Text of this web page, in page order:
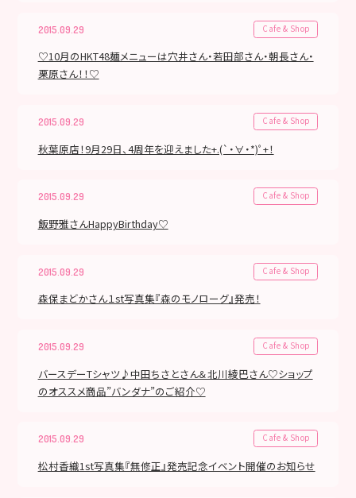
2015.09.29 Cafe & Shop
♡10月のHKT48麺メニューは穴井さん・若田部さん・朝長さん・
栗原さん！！♡
2015.09.29 Cafe & Shop
秋葉原店！9月29日、4周年を迎えました+.(`・∀・*)ﾟ+！
2015.09.29 Cafe & Shop
飯野雅さんHappyBirthday♡
2015.09.29 Cafe & Shop
森保まどかさん１st写真集『森のモノローグ』発売！
2015.09.29 Cafe & Shop
バースデーTシャツ♪中田ちさとさん＆北川綾巴さん♡ショップ
のオススメ商品”バンダナ”のご紹介♡
2015.09.29 Cafe & Shop
松村香織1st写真集『無修正』発売記念イベント開催のお知らせ